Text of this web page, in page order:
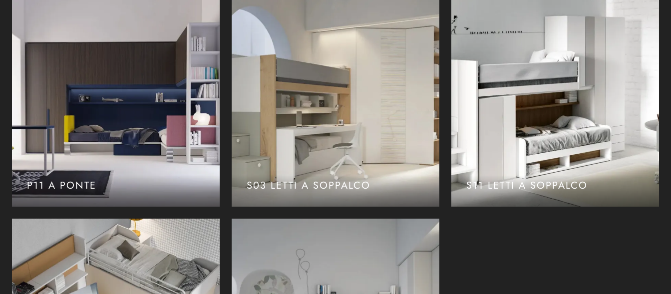
P11 A PONTE S03 LETTI A SOPPALCO S11 LETTI A SOPPALCO